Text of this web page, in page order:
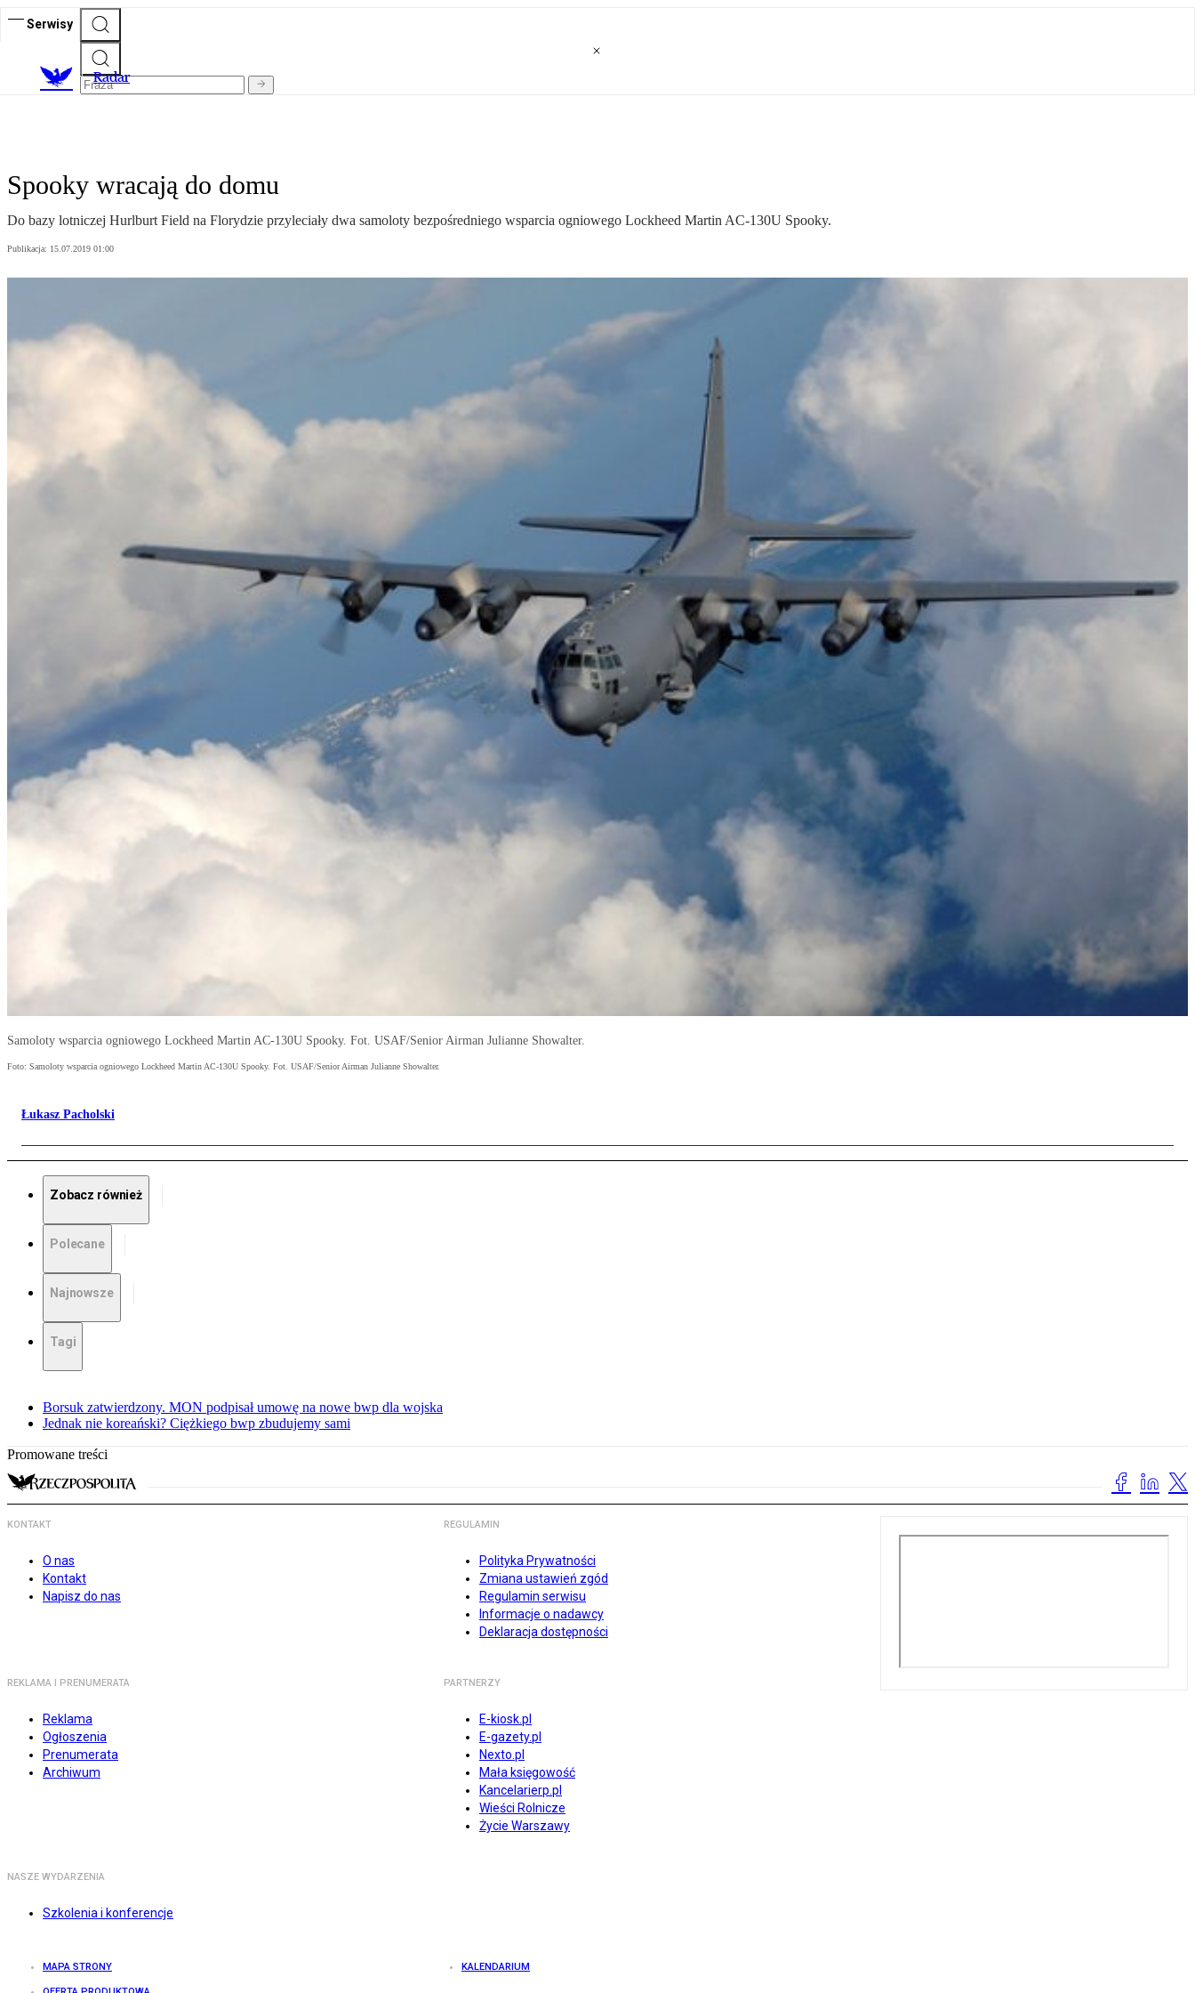
Serwisy
Radar
Spooky wracają do domu
Do bazy lotniczej Hurlburt Field na Florydzie przyleciały dwa samoloty bezpośredniego wsparcia ogniowego Lockheed Martin AC-130U Spooky.
Publikacja: 15.07.2019 01:00
Samoloty wsparcia ogniowego Lockheed Martin AC-130U Spooky. Fot. USAF/Senior Airman Julianne Showalter.
Foto: Samoloty wsparcia ogniowego Lockheed Martin AC-130U Spooky. Fot. USAF/Senior Airman Julianne Showalter.
Łukasz Pacholski
Zobacz również
Polecane
Najnowsze
Tagi
Borsuk zatwierdzony. MON podpisał umowę na nowe bwp dla wojska
Jednak nie koreański? Ciężkiego bwp zbudujemy sami
Promowane treści
KONTAKT
O nas
Kontakt
Napisz do nas
REGULAMIN
Polityka Prywatności
Zmiana ustawień zgód
Regulamin serwisu
Informacje o nadawcy
Deklaracja dostępności
REKLAMA I PRENUMERATA
Reklama
Ogłoszenia
Prenumerata
Archiwum
PARTNERZY
E-kiosk.pl
E-gazety.pl
Nexto.pl
Mała księgowość
Kancelarierp.pl
Wieści Rolnicze
Życie Warszawy
NASZE WYDARZENIA
Szkolenia i konferencje
MAPA STRONY KALENDARIUM